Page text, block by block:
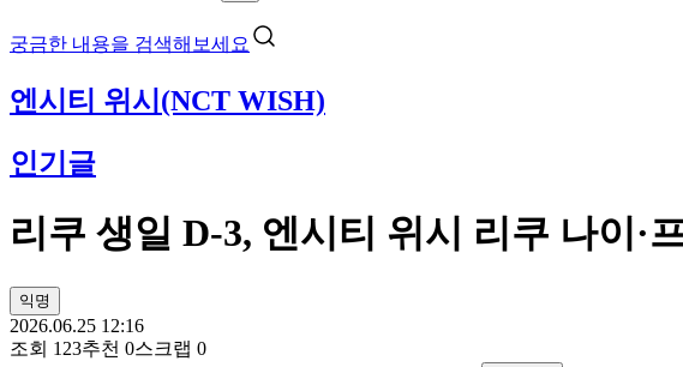
궁금한 내용을 검색해보세요
엔시티 위시(NCT WISH)
인기글
리쿠 생일 D-3, 엔시티 위시 리쿠 나이·
익명
2026.06.25 12:16
조회 123추천 0스크랩 0